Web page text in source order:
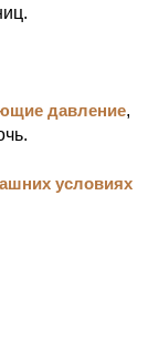
давление,